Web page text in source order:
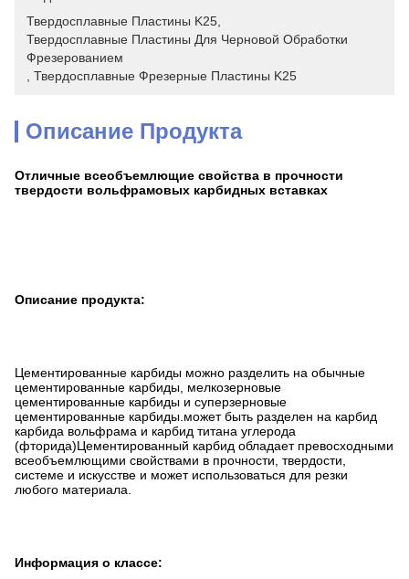
Твердосплавные Пластины K25
Твердосплавные Пластины Для Черновой Обработки
Фрезерованием
Твердосплавные Фрезерные Пластины K25
Описание Продукта
Отличные всеобъемлющие свойства в прочности
твердости вольфрамовых карбидных вставках
Описание продукта:
Цементированные карбиды можно разделить на обычные
цементированные карбиды, мелкозерновые
цементированные карбиды и суперзерновые
цементированные карбиды.может быть разделен на карбид
карбида вольфрама и карбид титана углерода
(фторида)Цементированный карбид обладает превосходными
всеобъемлющими свойствами в прочности, твердости,
системе и искусстве и может использоваться для резки
любого материала.
Информация о классе: